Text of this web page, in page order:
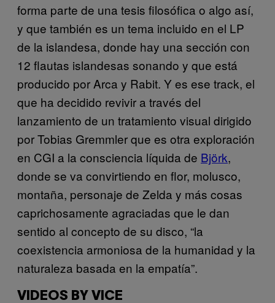
forma parte de una tesis filosófica o algo así,
y que también es un tema incluido en el LP
de la islandesa, donde hay una sección con
12 flautas islandesas sonando y que está
producido por Arca y Rabit. Y es ese track, el
que ha decidido revivir a través del
lanzamiento de un tratamiento visual dirigido
por Tobias Gremmler que es otra exploración
en CGI a la consciencia líquida de Björk,
donde se va convirtiendo en flor, molusco,
montaña, personaje de Zelda y más cosas
caprichosamente agraciadas que le dan
sentido al concepto de su disco, “la
coexistencia armoniosa de la humanidad y la
naturaleza basada en la empatía”.
VIDEOS BY VICE